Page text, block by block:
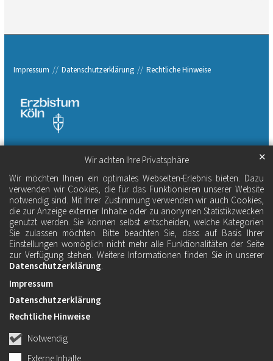
Wir achten Ihre Privatsphäre
Wir möchten Ihnen ein optimales Webseiten-Erlebnis bieten. Dazu
verwenden wir Cookies, die für das Funktionieren unserer Website
notwendig sind. Mit Ihrer Zustimmung verwenden wir auch Cookies,
die zur Anzeige externer Inhalte oder zu anonymen Statistikzwecken
genutzt werden. Sie können selbst entscheiden, welche Kategorien
Sie zulassen möchten. Bitte beachten Sie, dass auf Basis Ihrer
Einstellungen womöglich nicht mehr alle Funktionalitäten der Seite
zur Verfügung stehen. Weitere Informationen finden Sie in unserer
Datenschutzerklärung.
Notwendig
✕
Impressum
Datenschutzerklärung
Rechtliche Hinweise
Impressum Datenschutzerklärung Rechtliche Hinweise